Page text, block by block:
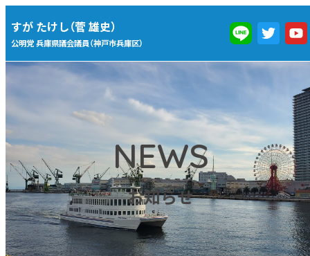
すが たけし（菅 雄史）
公明党 兵庫県議会議員（神戸市兵庫区）
NEWS
お知らせ